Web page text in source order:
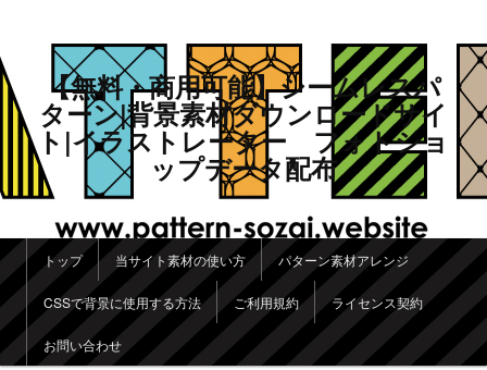
【無料・商用可能】シームレスパ
ターン|背景素材ダウンロードサイ
ト|イラストレーター フォトショ
ップデータ配布
メインメニュー
メインコンテンツへ移動
サブコンテンツへ移動
トップ 当サイト素材の使い方 パターン素材アレンジ
CSSで背景に使用する方法 ご利用規約 ライセンス契約
お問い合わせ